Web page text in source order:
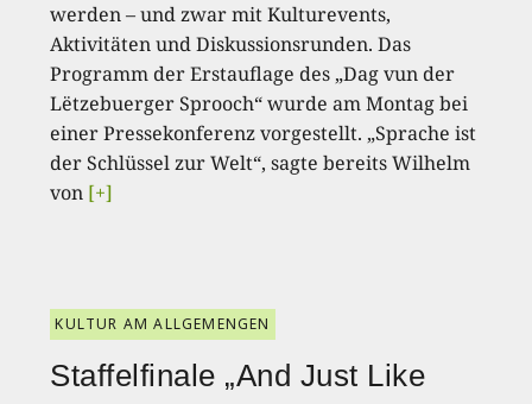
werden – und zwar mit Kulturevents,
Aktivitäten und Diskussionsrunden. Das
Programm der Erstauflage des „Dag vun der
Lëtzebuerger Sprooch“ wurde am Montag bei
einer Pressekonferenz vorgestellt. „Sprache ist
der Schlüssel zur Welt“, sagte bereits Wilhelm
von [+]
KULTUR AM ALLGEMENGEN
Staffelfinale „And Just Like